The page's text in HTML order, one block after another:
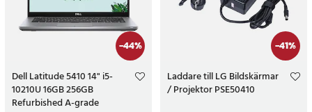
-44%
Dell Latitude 5410 14" i5-
10210U 16GB 256GB
Refurbished A-grade
-41%
Laddare till LG Bildskärmar
/ Projektor PSE50410